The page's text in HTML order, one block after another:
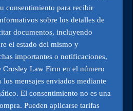
consentimiento para recibir
sobre los detalles de
documentos, incluyendo
el estado del mismo y
importantes o notificaciones,
Crosley Law Firm en el número
mensajes enviados mediante
El consentimiento no es una
Pueden aplicarse tarifas